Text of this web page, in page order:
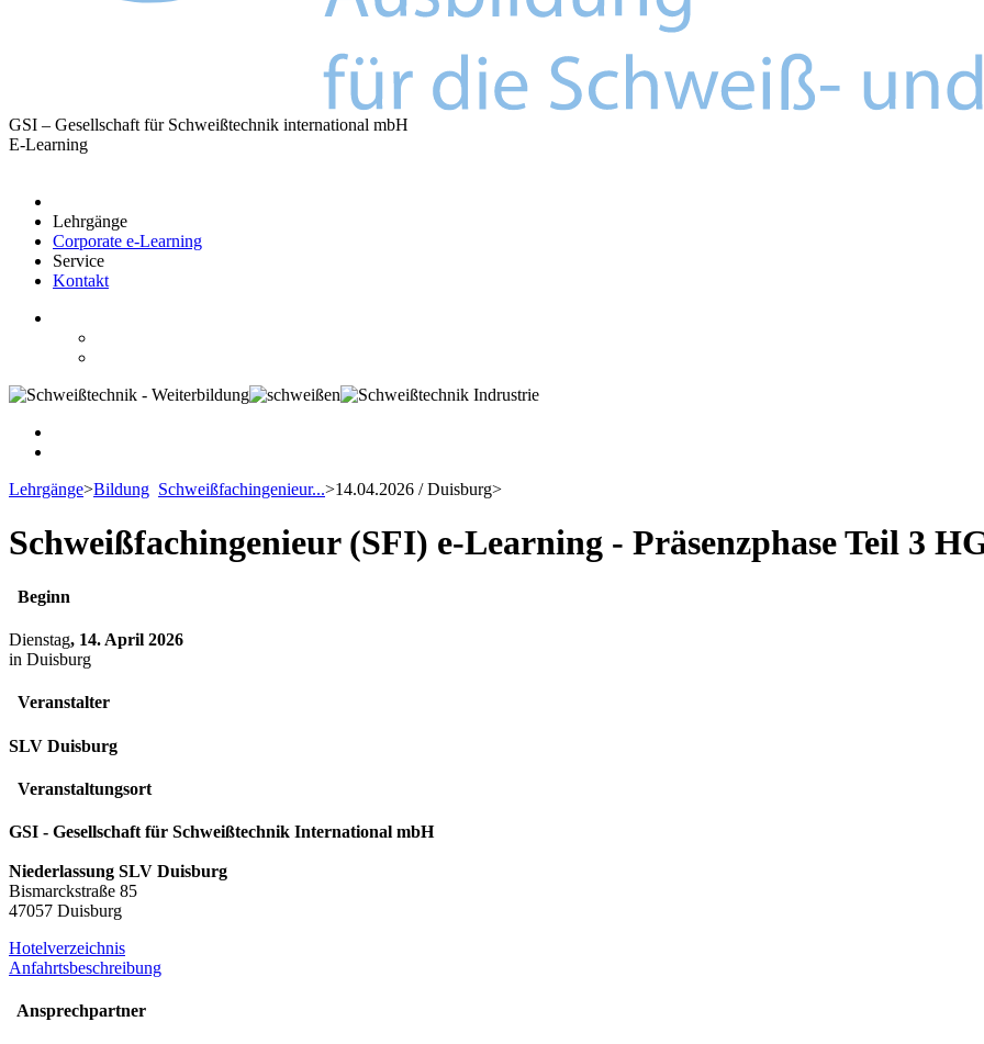
GSI – Gesellschaft für Schweißtechnik international mbH
E-Learning
Lehrgänge
Corporate e-Learning
Service
Kontakt
Lehrgänge>Bildung Schweißfachingenieur...>14.04.2026 / Duisburg>
Schweißfachingenieur (SFI) e-Learning - Präsenzphase Teil 3
Beginn
Dienstag, 14. April 2026
in Duisburg
Veranstalter
SLV Duisburg
Veranstaltungsort
GSI - Gesellschaft für Schweißtechnik International mbH
Niederlassung SLV Duisburg
Bismarckstraße 85
47057 Duisburg
Hotelverzeichnis
Anfahrtsbeschreibung
Ansprechpartner